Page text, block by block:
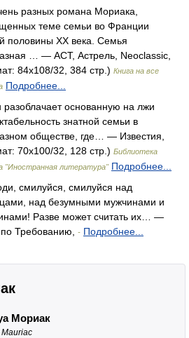
разных романа Мориака,
теме семьи во Франции
половины XX века. Семья
… — АСТ, Астрель, Neoclassic,
84x108/32, 384 стр.) Книга на все
Подробнее...
разоблачает основанную на лжи
знатной семьи в
обществе, где… — Известия,
70x100/32, 128 стр.) Библиотека
"Иностранная литература" Подробнее...
смилуйся, смилуйся над
над безумными мужчинами и
Разве может считать их… —
Требованию,
- Подробнее...
Мориак